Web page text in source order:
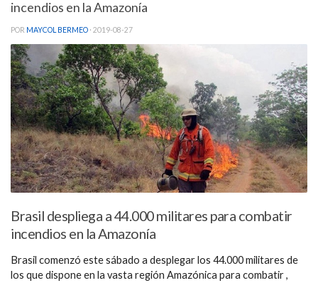
incendios en la Amazonía
POR MAYCOL BERMEO · 2019-08-27
Brasil despliega a 44.000 militares para combatir
incendios en la Amazonía
Brasil comenzó este sábado a desplegar los 44.000 militares de
los que dispone en la vasta región Amazónica para combatir ,